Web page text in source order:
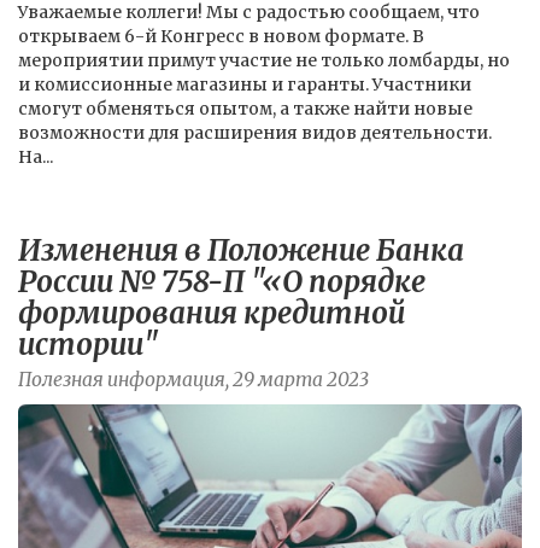
Уважаемые коллеги! Мы с радостью сообщаем, что
открываем 6-й Конгресс в новом формате. В
мероприятии примут участие не только ломбарды, но
и комиссионные магазины и гаранты. Участники
смогут обменяться опытом, а также найти новые
возможности для расширения видов деятельности.
На...
Изменения в Положение Банка
России № 758-П "«О порядке
формирования кредитной
истории"
Полезная информация, 29 марта 2023